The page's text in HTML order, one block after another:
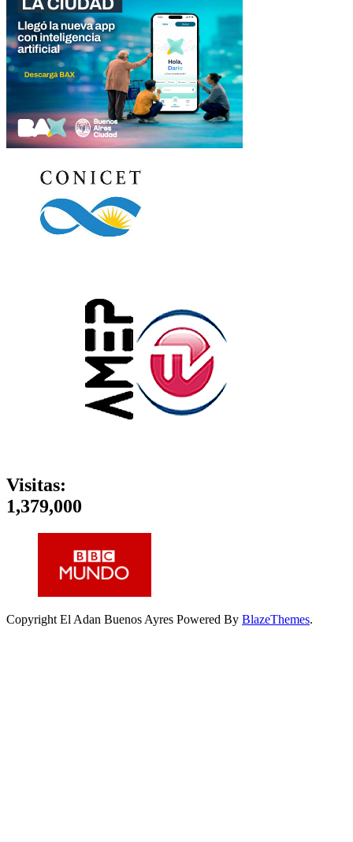
Visitas:
1,379,000
Copyright El Adan Buenos Ayres Powered By BlazeThemes.